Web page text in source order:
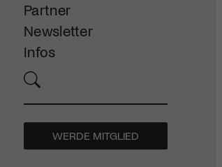
Partner
Newsletter
Infos
WERDE MITGLIED